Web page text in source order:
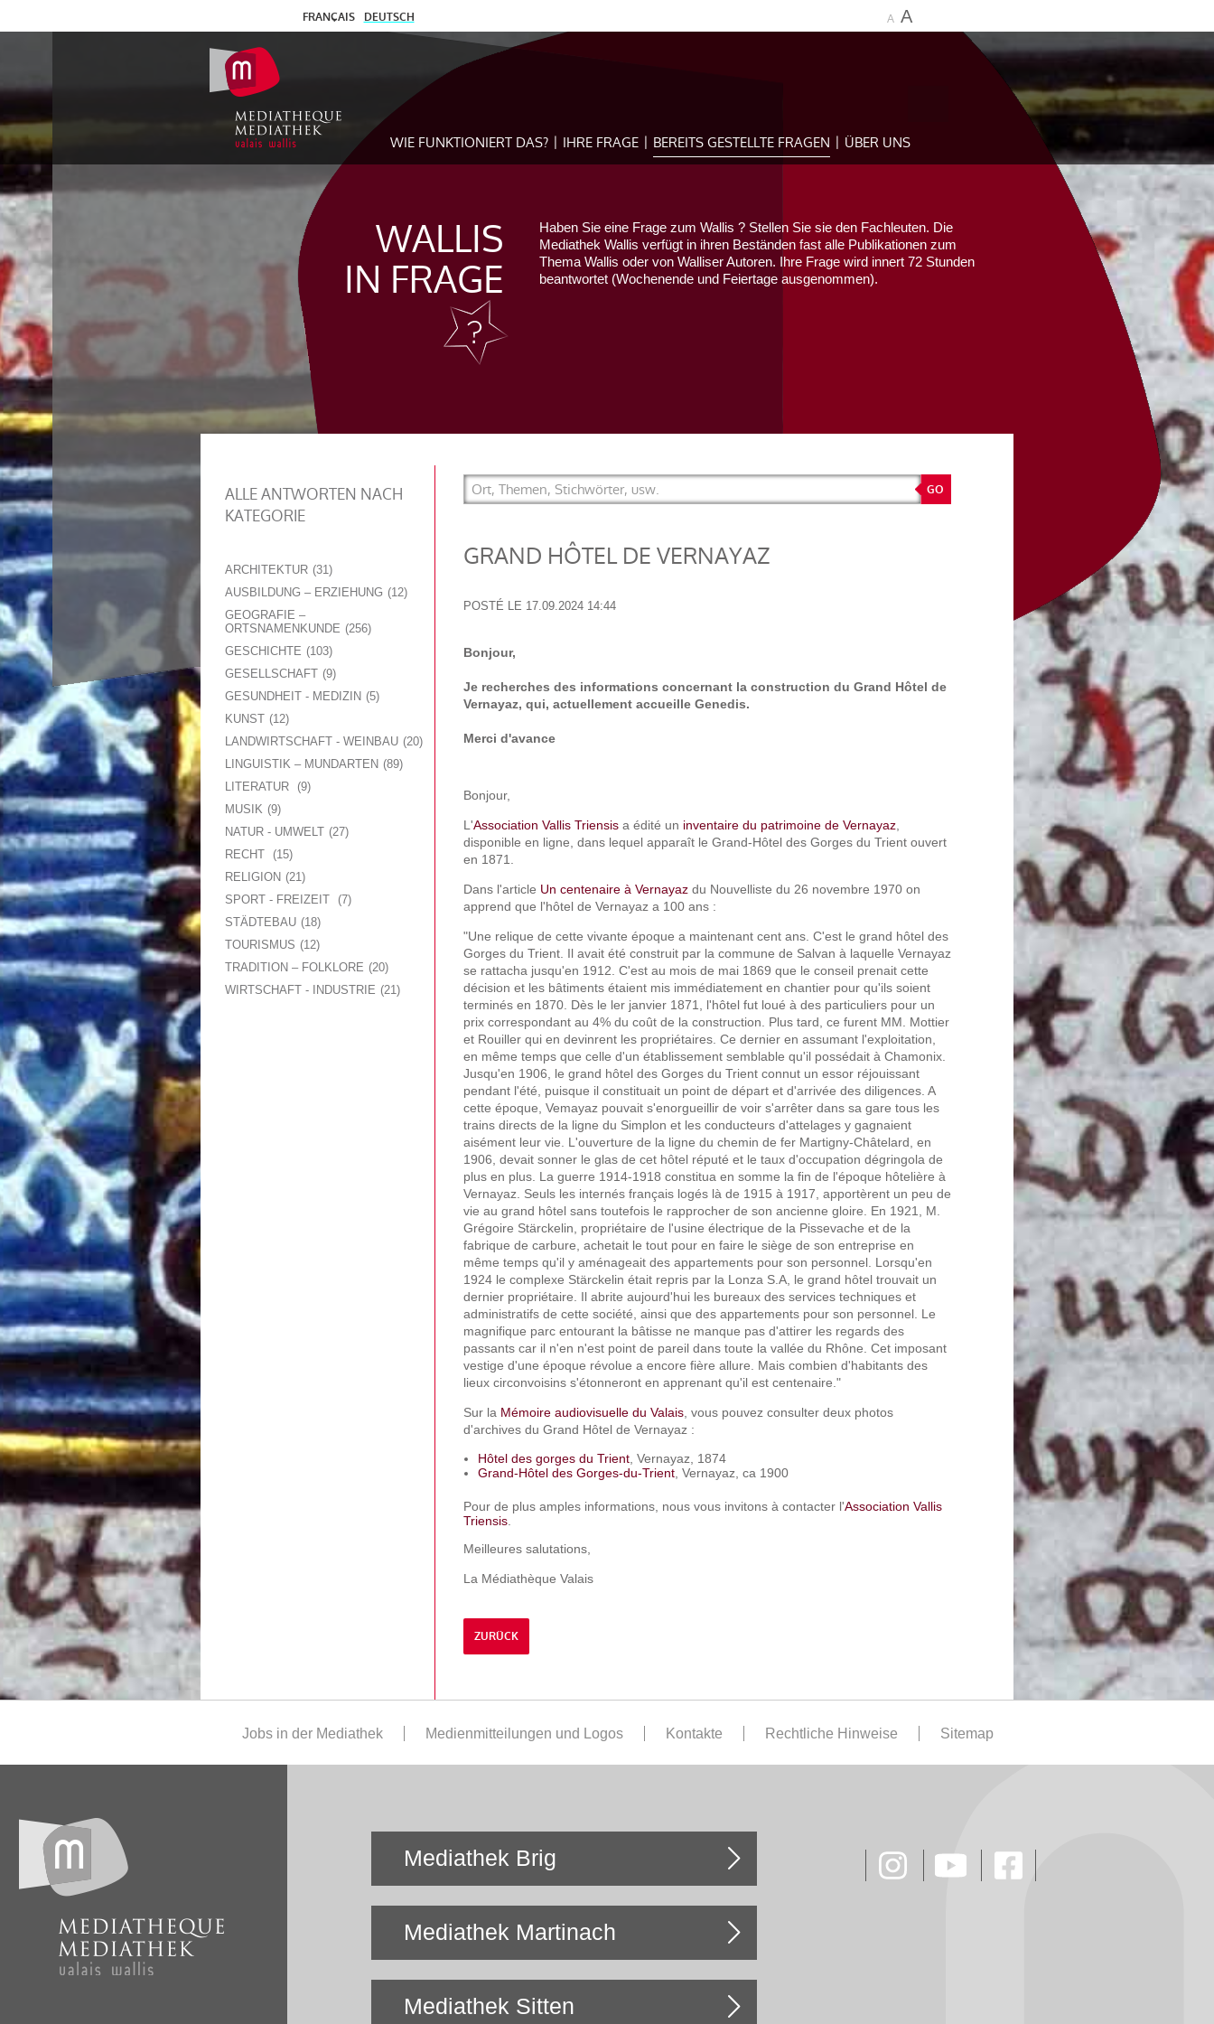
FRANÇAIS DEUTSCH A A
WIE FUNKTIONIERT DAS? IHRE FRAGE BEREITS GESTELLTE FRAGEN ÜBER UNS
WALLIS
IN FRAGE
Haben Sie eine Frage zum Wallis ? Stellen Sie sie den Fachleuten. Die
Mediathek Wallis verfügt in ihren Beständen fast alle Publikationen zum
Thema Wallis oder von Walliser Autoren. Ihre Frage wird innert 72 Stunden
beantwortet (Wochenende und Feiertage ausgenommen).
ALLE ANTWORTEN NACH
KATEGORIE
ARCHITEKTUR 31
AUSBILDUNG – ERZIEHUNG
12
GEOGRAFIE –
ORTSNAMENKUNDE
256
GESCHICHTE
103
GESELLSCHAFT 9
GESUNDHEIT - MEDIZIN
5
KUNST 12
LANDWIRTSCHAFT - WEINBAU 20
LINGUISTIK – MUNDARTEN
89
LITERATUR
9
MUSIK 9
NATUR - UMWELT 27
RECHT
15
RELIGION
21
SPORT - FREIZEIT
7
STÄDTEBAU 18
TOURISMUS
12
TRADITION – FOLKLORE
20
WIRTSCHAFT - INDUSTRIE
21
GRAND HÔTEL DE VERNAYAZ
POSTÉ LE 17.09.2024 14:44
Bonjour,
Je recherches des informations concernant la construction du Grand Hôtel de
Vernayaz, qui, actuellement accueille Genedis.
Merci d'avance
Bonjour,
L'Association Vallis Triensisa édité un inventaire du patrimoine de Vernayaz,
disponible en ligne, dans lequel apparaît le Grand-Hôtel des Gorges du Trient ouvert
en 1871.
Dans l'article Un centenaire à Vernayaz du Nouvelliste du 26 novembre 1970 on
apprend que l'hôtel de Vernayaz a 100 ans :
"Une relique de cette vivante époque a maintenant cent ans. C'est le grand hôtel des
Gorges du Trient. Il avait été construit par la commune de Salvan à laquelle Vernayaz
se rattacha jusqu'en 1912. C'est au mois de mai 1869 que le conseil prenait cette
décision et les bâtiments étaient mis immédiatement en chantier pour qu'ils soient
terminés en 1870. Dès le ler janvier 1871, l'hôtel fut loué à des particuliers pour un
prix correspondant au 4% du coût de la construction. Plus tard, ce furent MM. Mottier
et Rouiller qui en devinrent les propriétaires. Ce dernier en assumant l'exploitation,
en même temps que celle d'un établissement semblable qu'il possédait à Chamonix.
Jusqu'en 1906, le grand hôtel des Gorges du Trient connut un essor réjouissant
pendant l'été, puisque il constituait un point de départ et d'arrivée des diligences. A
cette époque, Vemayaz pouvait s'enorgueillir de voir s'arrêter dans sa gare tous les
trains directs de la ligne du Simplon et les conducteurs d'attelages y gagnaient
aisément leur vie. L'ouverture de la ligne du chemin de fer Martigny-Châtelard, en
1906, devait sonner le glas de cet hôtel réputé et le taux d'occupation dégringola de
plus en plus. La guerre 1914-1918 constitua en somme la fin de l'époque hôtelière à
Vernayaz. Seuls les internés français logés là de 1915 à 1917, apportèrent un peu de
vie au grand hôtel sans toutefois le rapprocher de son ancienne gloire. En 1921, M.
Grégoire Stärckelin, propriétaire de l'usine électrique de la Pissevache et de la
fabrique de carbure, achetait le tout pour en faire le siège de son entreprise en
même temps qu'il y aménageait des appartements pour son personnel. Lorsqu'en
1924 le complexe Stärckelin était repris par la Lonza S.A, le grand hôtel trouvait un
dernier propriétaire. Il abrite aujourd'hui les bureaux des services techniques et
administratifs de cette société, ainsi que des appartements pour son personnel. Le
magnifique parc entourant la bâtisse ne manque pas d'attirer les regards des
passants car il n'en n'est point de pareil dans toute la vallée du Rhône. Cet imposant
vestige d'une époque révolue a encore fière allure. Mais combien d'habitants des
lieux circonvoisins s'étonneront en apprenant qu'il est centenaire."
Sur la Mémoire audiovisuelle du Valais, vous pouvez consulter deux photos
d'archives du Grand Hôtel de Vernayaz :
Hôtel des gorges du Trient, Vernayaz, 1874
Grand-Hôtel des Gorges-du-Trient, Vernayaz, ca 1900
Pour de plus amples informations, nous vous invitons à contacter l'Association Vallis
Triensis.
Meilleures salutations,
La Médiathèque Valais
ZURÜCK
Jobs in der Mediathek Medienmitteilungen und Logos Kontakte Rechtliche Hinweise Sitemap
Mediathek Brig
Mediathek Martinach
Mediathek Sitten